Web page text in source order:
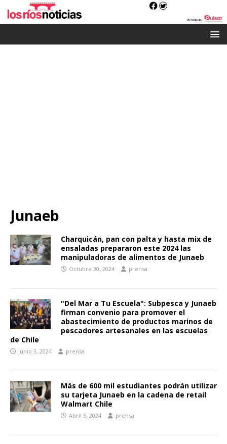
Junaeb
Charquicán, pan con palta y hasta mix de
ensaladas prepararon este 2024 las
manipuladoras de alimentos de Junaeb
Octubre 30, 2024 prensa
"Del Mar a Tu Escuela": Subpesca y Junaeb
firman convenio para promover el
abastecimiento de productos marinos de
pescadores artesanales en las escuelas
de Chile
Junio 3, 2024 prensa
Más de 600 mil estudiantes podrán utilizar
su tarjeta Junaeb en la cadena de retail
Walmart Chile
Abril 5, 2024 prensa